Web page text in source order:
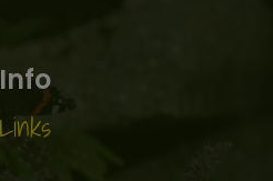
Info
Links